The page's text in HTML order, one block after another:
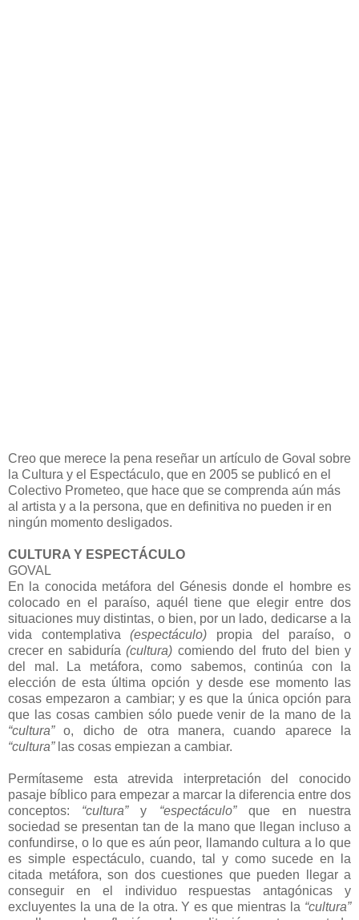
Creo que merece la pena reseñar un artículo de Goval sobre
la Cultura y el Espectáculo, que en 2005 se publicó en el
Colectivo Prometeo, que hace que se comprenda aún más
al artista y a la persona, que en definitiva no pueden ir en
ningún momento desligados.
CULTURA Y ESPECTÁCULO
GOVAL
En la conocida metáfora del Génesis donde el hombre es
colocado en el paraíso, aquél tiene que elegir entre dos
situaciones muy distintas, o bien, por un lado, dedicarse a la
vida contemplativa(espectáculo) propia del paraíso, o
crecer en sabiduría(cultura) comiendo del fruto del bien y
del mal. La metáfora, como sabemos, continúa con la
elección de esta última opción y desde ese momento las
cosas empezaron a cambiar; y es que la única opción para
que las cosas cambien sólo puede venir de la mano de la
“cultura”o, dicho de otra manera, cuando aparece la
“cultura”las cosas empiezan a cambiar.
Permítaseme esta atrevida interpretación del conocido
pasaje bíblico para empezar a marcar la diferencia entre dos
conceptos: “cultura”y “espectáculo”que en nuestra
sociedad se presentan tan de la mano que llegan incluso a
confundirse, o lo que es aún peor, llamando cultura a lo que
es simple espectáculo, cuando, tal y como sucede en la
citada metáfora, son dos cuestiones que pueden llegar a
conseguir en el individuo respuestas antagónicas y
excluyentes la una de la otra. Y es que mientras la “cultura”